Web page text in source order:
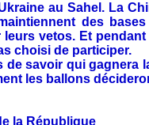
au Sahel. La
des
leurs vetos. Et
choisi de participer.
savoir qui gagnera
les ballons
la République